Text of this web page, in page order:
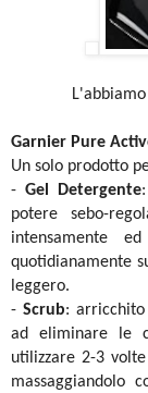
Garnier Pure
Un solo prodotto
-Gel Detergente
potere sebo-
intensamente
quotidianamente
leggero.
- Scrub: arricchito
ad eliminare le
utilizzare 2-3
massaggiandolo